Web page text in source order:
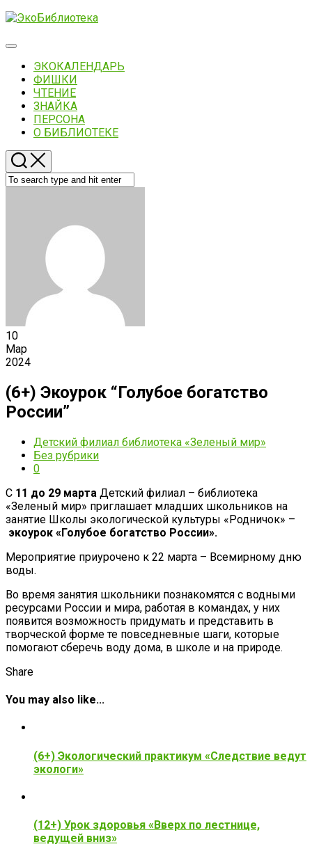
Skip
content
Expand
ЭКОКАЛЕНДАРЬ
ФИШКИ
ЧТЕНИЕ
ЗНАЙКА
ПЕРСОНА
О БИБЛИОТЕКЕ
10
Мар
2024
(6+) Экоурок “Голубое богатство
России”
Детский филиал библиотека «Зеленый мир»
Без рубрики
0
С 11 до 29 марта Детский филиал – библиотека
«Зеленый мир» приглашает младших школьников на
занятие Школы экологической культуры «Родничок» –
экоурок «Голубое богатство России».
Мероприятие приурочено к 22 марта – Всемирному дню
воды.
Во время занятия школьники познакомятся с водными
ресурсами России и мира, работая в командах, у них
появится возможность придумать и представить в
творческой форме те повседневные шаги, которые
помогают сберечь воду дома, в школе и на природе.
Share
You may also like...
(6+) Экологический практикум «Следствие ведут
экологи»
(12+) Урок здоровья «Вверх по лестнице,
ведущей вниз»